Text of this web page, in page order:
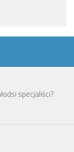
specjaliści?